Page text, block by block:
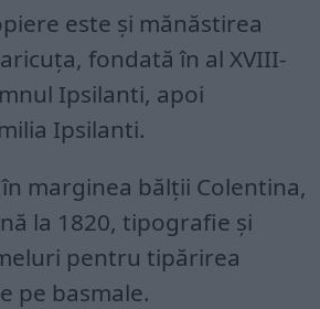
este şi mănăstirea
fondată în al XVIII-
Ipsilanti, apoi
Ipsilanti.
marginea bălţii Colentina,
la 1820, tipografie şi
pentru tipărirea
pe basmale.